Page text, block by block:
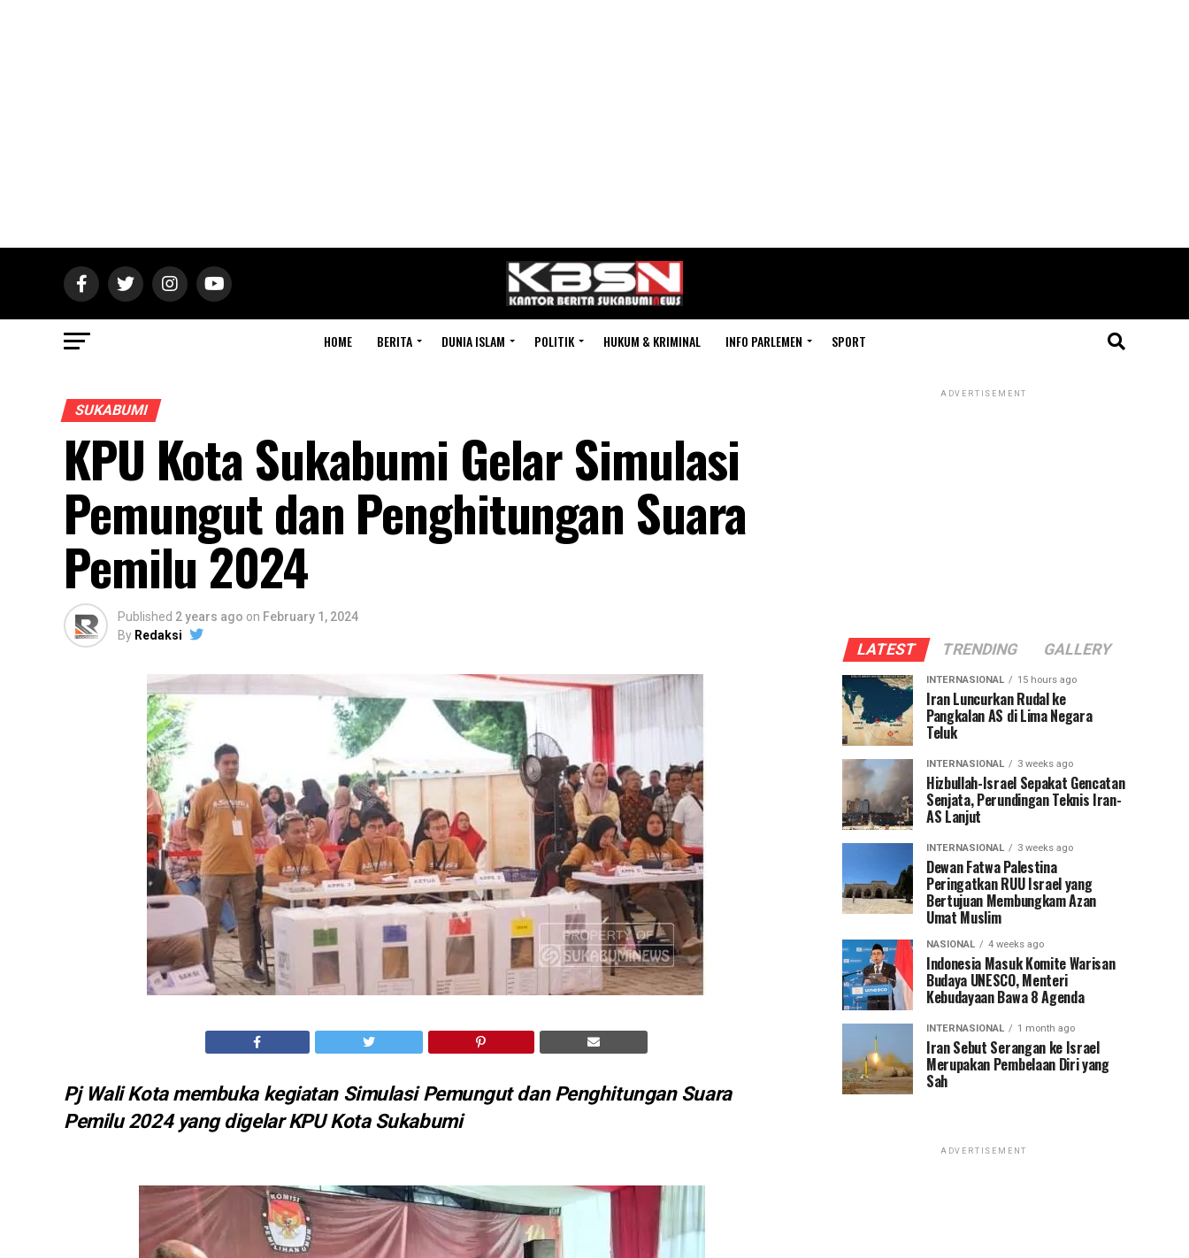
HOME BERITA DUNIA ISLAM POLITIK HUKUM & KRIMINAL INFO PARLEMEN SPORT
SUKABUMI
KPU Kota Sukabumi Gelar Simulasi
Pemungut dan Penghitungan Suara
Pemilu 2024
Published 2 years ago on February 1, 2024
By Redaksi
Pj Wali Kota membuka kegiatan Simulasi Pemungut dan Penghitungan Suara
Pemilu 2024 yang digelar KPU Kota Sukabumi
ADVERTISEMENT
LATEST TRENDING GALLERY
INTERNASIONAL 15 hours ago
Iran Luncurkan Rudal ke
Pangkalan AS di Lima Negara
Teluk
INTERNASIONAL 3 weeks ago
Hizbullah-Israel Sepakat Gencatan
Senjata, Perundingan Teknis Iran-
AS Lanjut
INTERNASIONAL 3 weeks ago
Dewan Fatwa Palestina
Peringatkan RUU Israel yang
Bertujuan Membungkam Azan
Umat Muslim
NASIONAL 4 weeks ago
Indonesia Masuk Komite Warisan
Budaya UNESCO, Menteri
Kebudayaan Bawa 8 Agenda
INTERNASIONAL 1 month ago
Iran Sebut Serangan ke Israel
Merupakan Pembelaan Diri yang
Sah
ADVERTISEMENT